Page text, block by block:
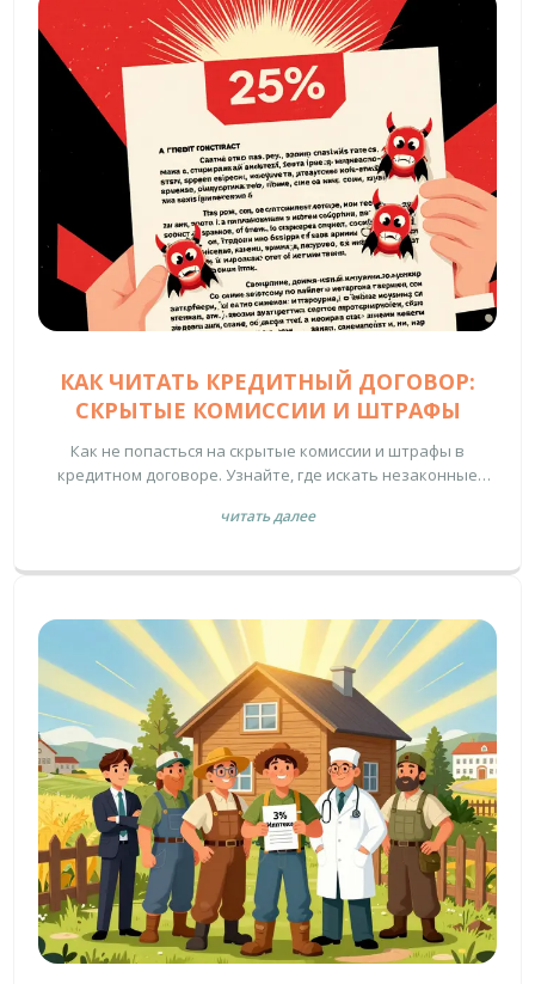
КАК ЧИТАТЬ КРЕДИТНЫЙ ДОГОВОР:
СКРЫТЫЕ КОМИССИИ И ШТРАФЫ
Как не попасться на скрытые комиссии и штрафы в
кредитном договоре. Узнайте, где искать незаконные
делать, если банк нарушает закон.
читать далее